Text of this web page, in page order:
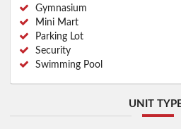
Gymnasium
Mini Mart
Parking Lot
Security
Swimming Pool
UNIT